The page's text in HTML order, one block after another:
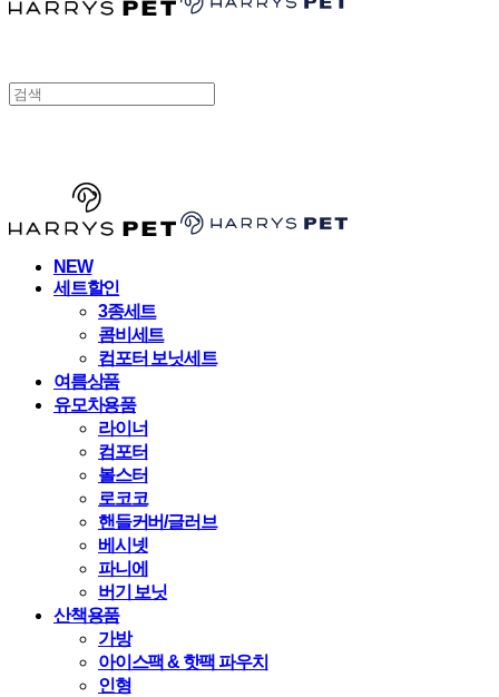
NEW
세트할인
3종세트
콤비세트
컴포터 보닛세트
여름상품
유모차용품
라이너
컴포터
볼스터
로코코
핸들커버/글러브
베시넷
파니에
버기 보닛
산책용품
가방
아이스팩 & 핫팩 파우치
인형